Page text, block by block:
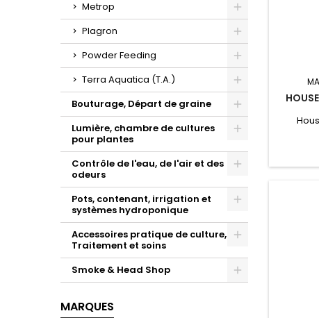
Metrop
Plagron
Powder Feeding
Terra Aquatica (T.A.)
Toggle
Bouturage, Départ de graine
Toggle
Lumière, chambre de cultures
pour plantes
Contrôle de l'eau, de l'air et des
odeurs
Toggle
Pots, contenant, irrigation et
systèmes hydroponique
Accessoires pratique de culture,
Traitement et soins
Smoke & Head Shop
MARQUES